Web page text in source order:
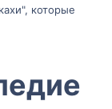
которые